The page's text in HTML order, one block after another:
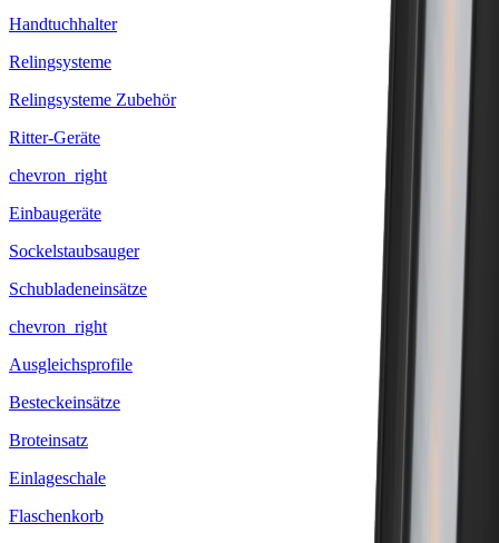
Handtuchhalter
Relingsysteme
Relingsysteme Zubehör
Ritter-Geräte
chevron_right
Einbaugeräte
Sockelstaubsauger
Schubladeneinsätze
chevron_right
Ausgleichsprofile
Besteckeinsätze
Broteinsatz
Einlageschale
Flaschenkorb